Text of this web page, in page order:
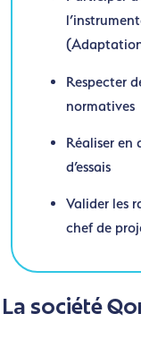
Respecter
normatives
Réaliser en
d’essais
Valider les
chef de
La société